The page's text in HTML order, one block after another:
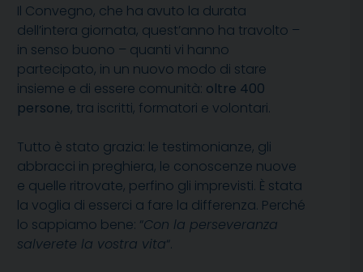
Il Convegno, che ha avuto la durata
dell’intera giornata, quest’anno ha travolto –
in senso buono – quanti vi hanno
partecipato, in un nuovo modo di stare
insieme e di essere comunità: oltre 400
persone, tra iscritti, formatori e volontari.
Tutto è stato grazia: le testimonianze, gli
abbracci in preghiera, le conoscenze nuove
e quelle ritrovate, perfino gli imprevisti. È stata
la voglia di esserci a fare la differenza. Perché
lo sappiamo bene: “Con la perseveranza
salverete la vostra vita“.